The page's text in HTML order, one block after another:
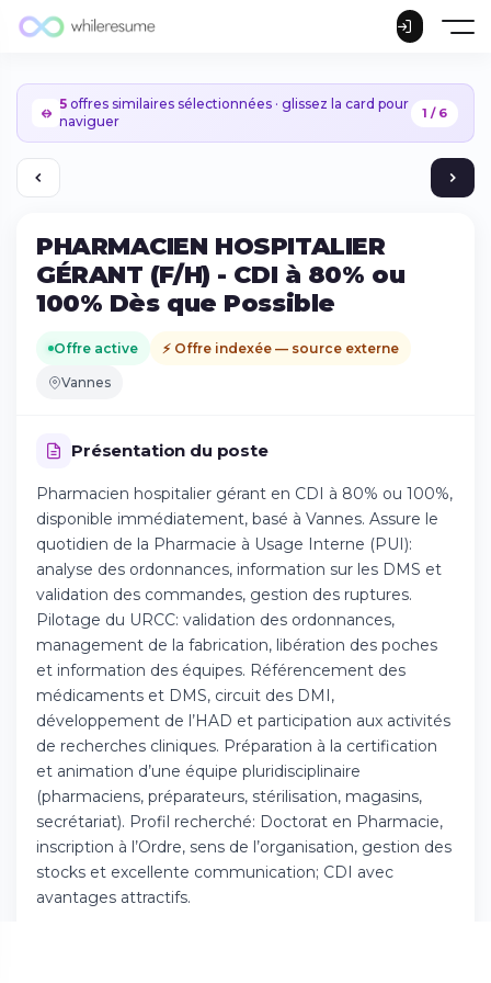
5 offres similaires sélectionnées · glissez la card pour
naviguer
1 / 6
PHARMACIEN HOSPITALIER
GÉRANT (F/H) - CDI à 80% ou
100% Dès que Possible
Offre active ⚡ Offre indexée — source externe
Vannes
Présentation du poste
Pharmacien hospitalier gérant en CDI à 80% ou 100%,
disponible immédiatement, basé à Vannes. Assure le
quotidien de la Pharmacie à Usage Interne (PUI):
analyse des ordonnances, information sur les DMS et
validation des commandes, gestion des ruptures.
Pilotage du URCC: validation des ordonnances,
management de la fabrication, libération des poches
et information des équipes. Référencement des
médicaments et DMS, circuit des DMI,
développement de l’HAD et participation aux activités
de recherches cliniques. Préparation à la certification
et animation d’une équipe pluridisciplinaire
(pharmaciens, préparateurs, stérilisation, magasins,
secrétariat). Profil recherché: Doctorat en Pharmacie,
inscription à l’Ordre, sens de l’organisation, gestion des
stocks et excellente communication; CDI avec
avantages attractifs.
Téléchargez l'app sur l'App Store
Continuer sur Android
Téléchargez l'app sur Google Play
Se connecter sur le web
Accédez à votre compte depuis votre
navigateur